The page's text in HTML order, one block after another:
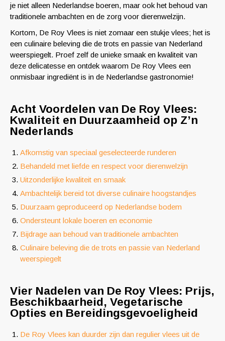
je niet alleen Nederlandse boeren, maar ook het behoud van
traditionele ambachten en de zorg voor dierenwelzijn.
Kortom, De Roy Vlees is niet zomaar een stukje vlees; het is
een culinaire beleving die de trots en passie van Nederland
weerspiegelt. Proef zelf de unieke smaak en kwaliteit van
deze delicatesse en ontdek waarom De Roy Vlees een
onmisbaar ingrediënt is in de Nederlandse gastronomie!
Acht Voordelen van De Roy Vlees:
Kwaliteit en Duurzaamheid op Z’n
Nederlands
Afkomstig van speciaal geselecteerde runderen
Behandeld met liefde en respect voor dierenwelzijn
Uitzonderlijke kwaliteit en smaak
Ambachtelijk bereid tot diverse culinaire hoogstandjes
Duurzaam geproduceerd op Nederlandse bodem
Ondersteunt lokale boeren en economie
Bijdrage aan behoud van traditionele ambachten
Culinaire beleving die de trots en passie van Nederland
weerspiegelt
Vier Nadelen van De Roy Vlees: Prijs,
Beschikbaarheid, Vegetarische
Opties en Bereidingsgevoeligheid
De Roy Vlees kan duurder zijn dan regulier vlees uit de